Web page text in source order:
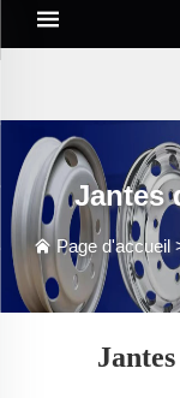
Jantes
Page d'accueil